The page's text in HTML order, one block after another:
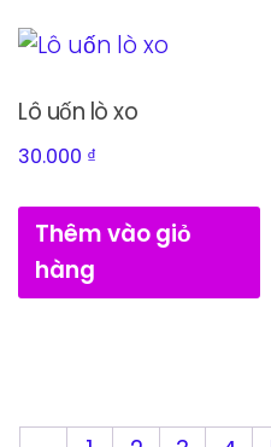
Lô uốn lò xo
30.000 ₫
Thêm vào giỏ
hàng